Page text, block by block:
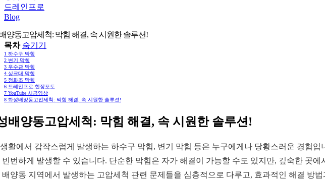
드레인프로
Blog
양동고압세척: 막힘 해결, 속 시원한 솔루션!
목차 숨기기
1 하수구 막힘
2 변기 막힘
3 우수관 막힘
4 싱크대 막힘
5 정화조 막힘
6 드레인프로 현장포토
7 YouTube 시공영상
8 화성배양동고압세척: 막힘 해결, 속 시원한 솔루션!
배양동고압세척: 막힘 해결, 속 시원한 솔루션!
활에서 갑작스럽게 발생하는 하수구 막힘, 변기 막힘 등은 누구에게나 당황스러운 경험
빈번하게 발생할 수 있습니다. 단순한 막힘은 자가 해결이 가능할 수도 있지만, 깊숙한 곳
배양동 지역에서 발생하는 고압세척 관련 문제들을 심층적으로 다루고, 효과적인 해결 방